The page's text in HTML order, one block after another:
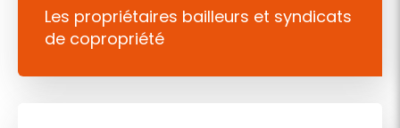
Les propriétaires bailleurs et syndicats
de copropriété